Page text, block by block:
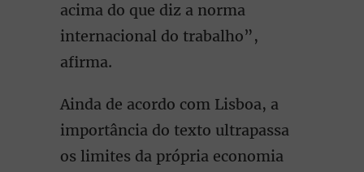
acima do que diz a norma
internacional do trabalho”,
afirma.
Ainda de acordo com Lisboa, a
importância do texto ultrapassa
os limites da própria economia